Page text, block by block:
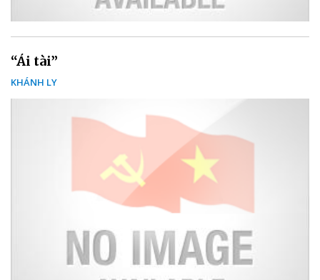
“Ái tài”
KHÁNH LY